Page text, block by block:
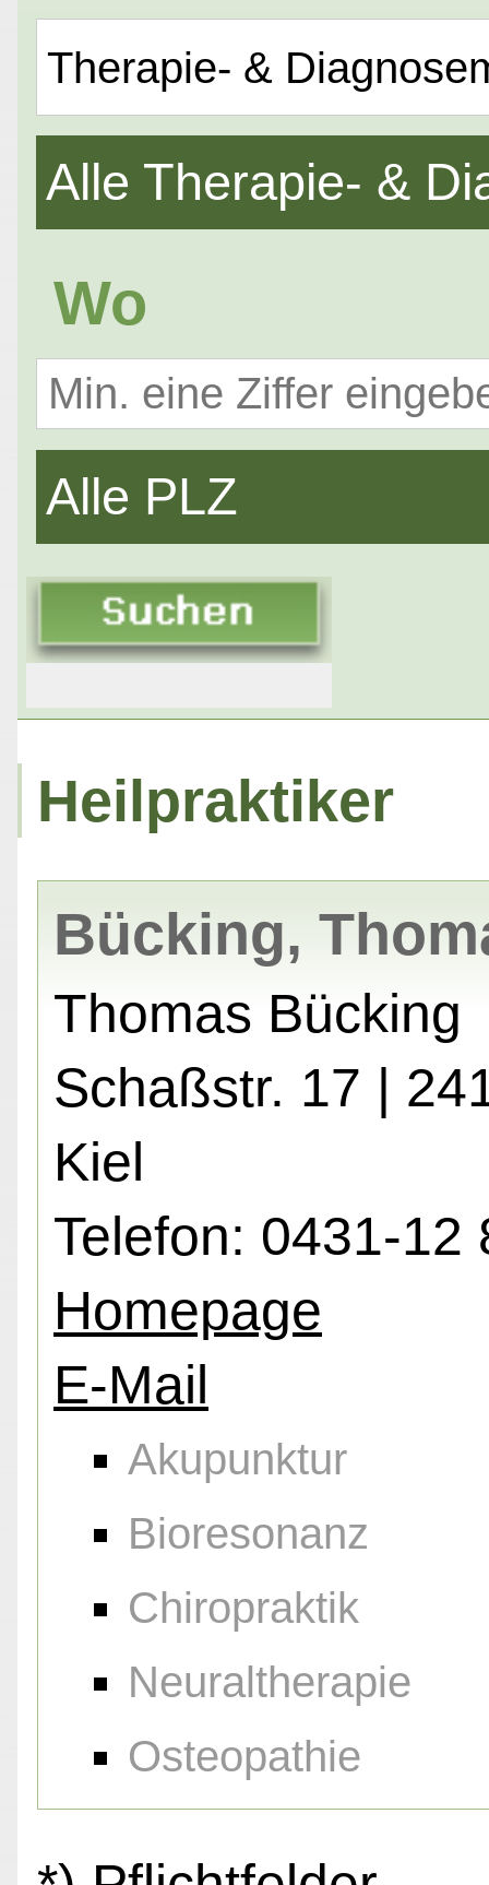
Therapie- &
Alle Therapie- &
Wo
Alle PLZ
Heilpraktiker
Bücking,
Thomas Bücking
Schaßstr. 17 |
Kiel
Telefon: 0431-12
Homepage
E-Mail
Akupunktur
Bioresonanz
Chiropraktik
Neuraltherapie
Osteopathie